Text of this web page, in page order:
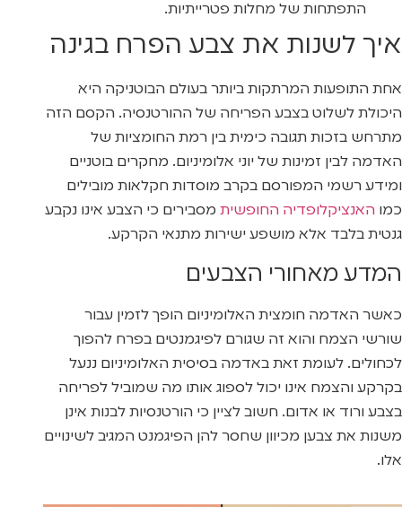
התפתחות של מחלות פטרייתיות.
איך לשנות את צבע הפרח בגינה
אחת התופעות המרתקות ביותר בעולם הבוטניקה היא
היכולת לשלוט בצבע הפריחה של ההורטנסיה. הקסם הזה
מתרחש בזכות תגובה כימית בין רמת החומציות של
האדמה לבין זמינות של יוני אלומיניום. מחקרים בוטניים
ומידע רשמי המפורסם בקרב מוסדות חקלאות מובילים
כמו האנציקלופדיה החופשית מסבירים כי הצבע אינו נקבע
גנטית בלבד אלא מושפע ישירות מתנאי הקרקע.
המדע מאחורי הצבעים
כאשר האדמה חומצית האלומיניום הופך לזמין עבור
שורשי הצמח והוא זה שגורם לפיגמנטים בפרח להפוך
לכחולים. לעומת זאת באדמה בסיסית האלומיניום ננעל
בקרקע והצמח אינו יכול לספוג אותו מה שמוביל לפריחה
בצבע ורוד או אדום. חשוב לציין כי הורטנסיות לבנות אינן
משנות את צבען מכיוון שחסר להן הפיגמנט המגיב לשינויים
אלו.